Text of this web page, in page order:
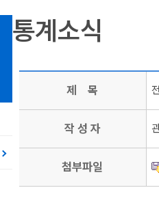
통계소식
제 목
작 성 자
첨부파일